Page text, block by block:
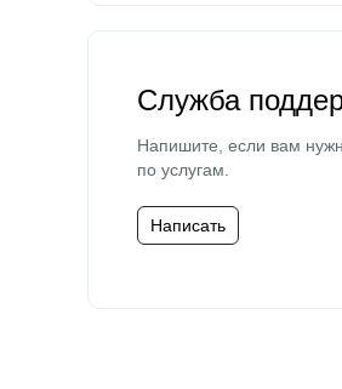
Служба
Напишите, если вам
по услугам.
Написать